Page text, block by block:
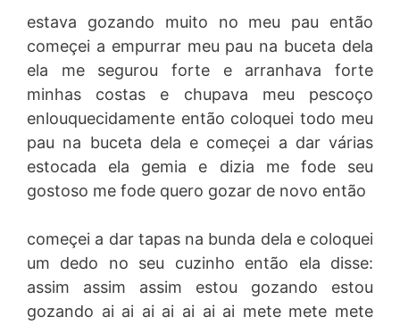
estava gozando muito no meu pau então
começei a empurrar meu pau na buceta dela
ela me segurou forte e arranhava forte
minhas costas e chupava meu pescoço
enlouquecidamente então coloquei todo meu
pau na buceta dela e começei a dar várias
estocada ela gemia e dizia me fode seu
gostoso me fode quero gozar de novo então
começei a dar tapas na bunda dela e coloquei
um dedo no seu cuzinho então ela disse:
assim assim assim estou gozando estou
gozando ai ai ai ai ai ai ai mete mete mete